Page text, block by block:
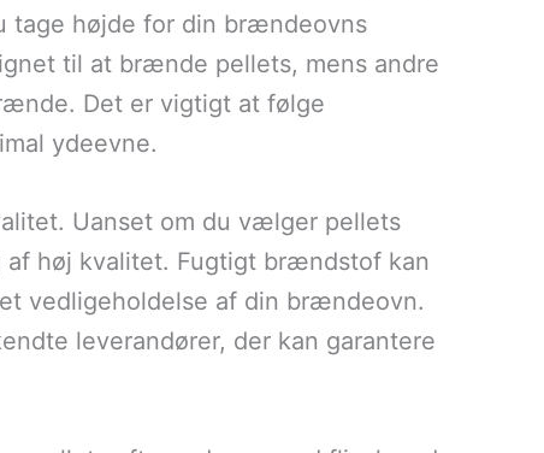
tage højde for din brændeovns
til at brænde pellets, mens andre
Det er vigtigt at følge
ydeevne.
Uanset om du vælger pellets
høj kvalitet. Fugtigt brændstof kan
vedligeholdelse af din brændeovn.
leverandører, der kan garantere